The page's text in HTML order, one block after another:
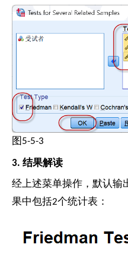
图5-5-3
3. 结果解读
经上述菜单操作，默认输
果中包括2个统计表：